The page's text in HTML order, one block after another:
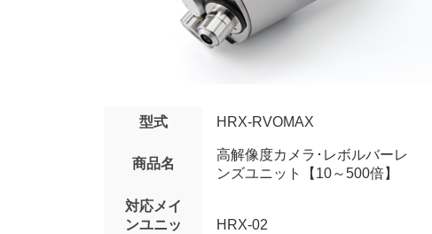
型式 HRX-RVOMAX
商品名
高解像度カメラ･レボルバーレ
ンズユニット【10～500倍】
対応メイ
ンユニッ
HRX-02